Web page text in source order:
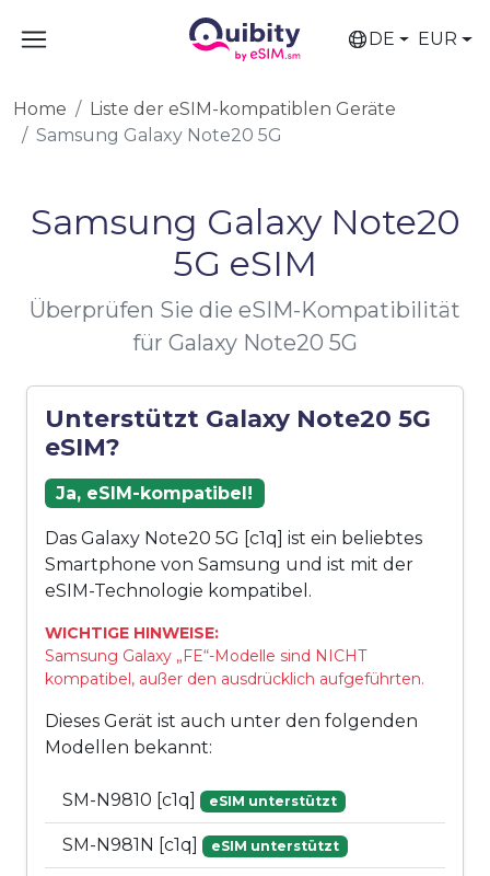
DE EUR
Home
Liste der eSIM-kompatiblen Geräte
Samsung Galaxy Note20 5G
Samsung Galaxy Note20
5G eSIM
Überprüfen Sie die eSIM-Kompatibilität
für Galaxy Note20 5G
Unterstützt Galaxy Note20 5G
eSIM?
Ja, eSIM-kompatibel!
Das Galaxy Note20 5G [c1q] ist ein beliebtes
Smartphone von Samsung und ist mit der
eSIM-Technologie kompatibel.
WICHTIGE HINWEISE:
Samsung Galaxy „FE“-Modelle sind NICHT
kompatibel, außer den ausdrücklich aufgeführten.
Dieses Gerät ist auch unter den folgenden
Modellen bekannt:
SM-N9810 [c1q] eSIM unterstützt
SM-N981N [c1q] eSIM unterstützt